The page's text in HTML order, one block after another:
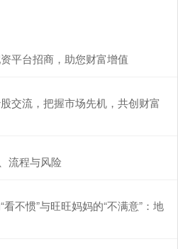
平台招商，助您财富增值
交流，把握市场先机，共创财富
流程与风险
不惯”与旺旺妈妈的“不满意”：地